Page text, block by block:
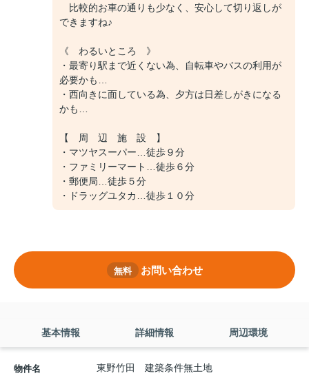
比較的お車の通りも少なく、安心して切り返しが
できますね♪
《 わるいところ 》
・最寄り駅まで近くない為、自転車やバスの利用が
必要かも…
・西向きに面している為、夕方は日差しがきになる
かも…
【 周 辺 施 設 】
・マツヤスーパー…徒歩９分
・ファミリーマート…徒歩６分
・郵便局…徒歩５分
・ドラッグユタカ…徒歩１０分
無料 お問い合わせ
基本情報 詳細情報 周辺環境
物件名 東野竹田 建築条件無土地